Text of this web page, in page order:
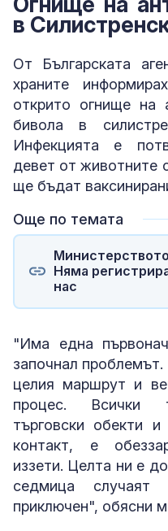
в
От Българската
храните
открито огнище на
бивола в
Инфекцията е
девет от животните
ще бъдат
Още по темата
Няма
нас
"Има една
започнал
целия маршрут и
процес. Всички
търговски обекти
контакт, е
иззети. Целта ни е
седмица случаят
приключен", обясни